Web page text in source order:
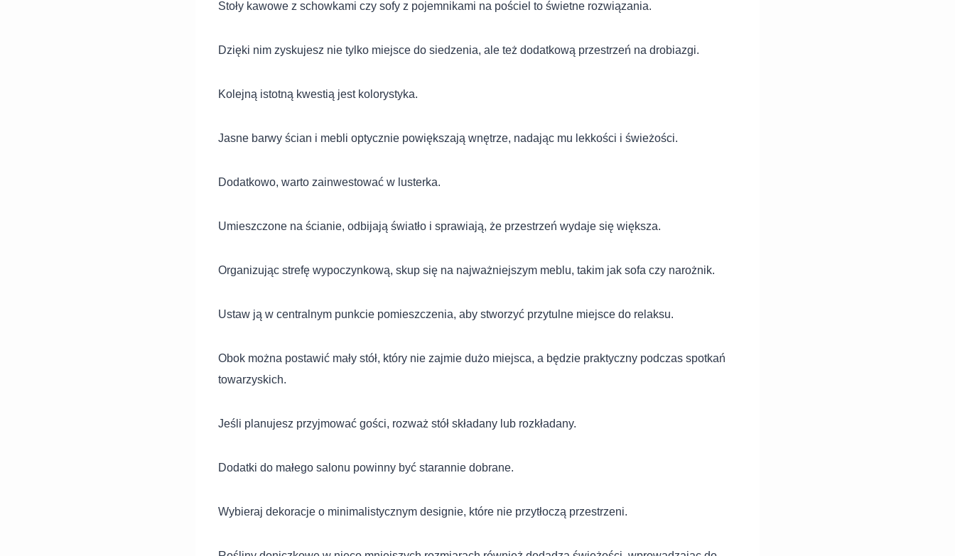
Stoły kawowe z schowkami czy sofy z pojemnikami na pościel to świetne rozwiązania.
Dzięki nim zyskujesz nie tylko miejsce do siedzenia, ale też dodatkową przestrzeń na drobiazgi.
Kolejną istotną kwestią jest kolorystyka.
Jasne barwy ścian i mebli optycznie powiększają wnętrze, nadając mu lekkości i świeżości.
Dodatkowo, warto zainwestować w lusterka.
Umieszczone na ścianie, odbijają światło i sprawiają, że przestrzeń wydaje się większa.
Organizując strefę wypoczynkową, skup się na najważniejszym meblu, takim jak sofa czy narożnik.
Ustaw ją w centralnym punkcie pomieszczenia, aby stworzyć przytulne miejsce do relaksu.
Obok można postawić mały stół, który nie zajmie dużo miejsca, a będzie praktyczny podczas spotkań
towarzyskich.
Jeśli planujesz przyjmować gości, rozważ stół składany lub rozkładany.
Dodatki do małego salonu powinny być starannie dobrane.
Wybieraj dekoracje o minimalistycznym designie, które nie przytłoczą przestrzeni.